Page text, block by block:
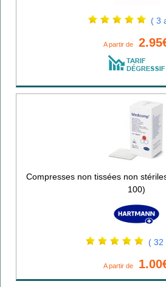
( 3
A partir de
Compresses non tissées non
100)
( 32
A partir de